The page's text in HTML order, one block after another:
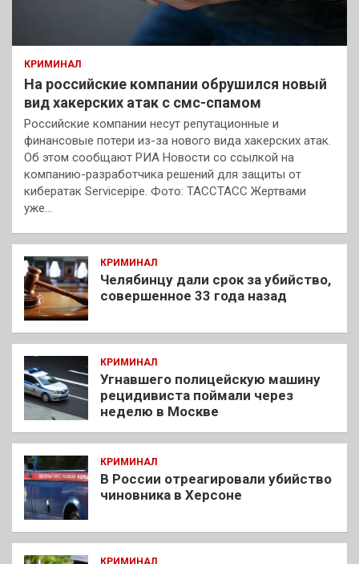
КРИМИНАЛ
На российские компании обрушился новый
вид хакерских атак с смс-спамом
Российские компании несут репутационные и
финансовые потери из-за нового вида хакерских атак.
Об этом сообщают РИА Новости со ссылкой на
компанию-разработчика решений для защиты от
кибератак Servicepipe. Фото: ТАССТАСС Жертвами
уже…
КРИМИНАЛ
Челябинцу дали срок за убийство,
совершенное 33 года назад
КРИМИНАЛ
Угнавшего полицейскую машину
рецидивиста поймали через
неделю в Москве
КРИМИНАЛ
В России отреагировали убийство
чиновника в Херсоне
КРИМИНАЛ